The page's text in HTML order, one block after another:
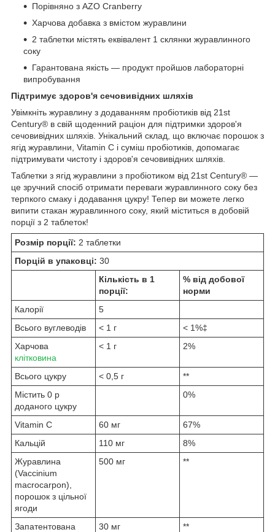
Порівняно з AZO Cranberry
Харчова добавка з вмістом журавлини
2 таблетки містять еквівалент 1 склянки журавлинного
соку
Гарантована якість — продукт пройшов лабораторні
випробування
Підтримує здоров'я сечовивідних шляхів
Увімкніть журавлину з додаванням пробіотиків від 21st
Century® в свій щоденний раціон для підтримки здоров'я
сечовивідних шляхів. Унікальний склад, що включає порошок з
ягід журавлини, Vitamin С і суміш пробіотиків, допомагає
підтримувати чистоту і здоров'я сечовивідних шляхів.
Таблетки з ягід журавлини з пробіотиком від 21st Century® —
це зручний спосіб отримати переваги журавлинного соку без
терпкого смаку і додавання цукру! Тепер ви можете легко
випити стакан журавлинного соку, який міститься в добовій
порції з 2 таблеток!
Розмір порції: 2 таблетки
Порцій в упаковці: 30
Кількість в 1
порції:
% від добової
норми
Калорії
5
Всього вуглеводів
< 1 г
< 1%‡
Харчова
клітковина
< 1 г 2%
Всього цукру < 0,5 г
**
Містить 0 р
доданого цукру
0%
Vitamin С 60 мг
67%
Кальцій
110 мг
8%
Журавлина
(Vaccinium
macrocarpon),
порошок з цільної
ягоди
500 мг **
Запатентована
30 мг **